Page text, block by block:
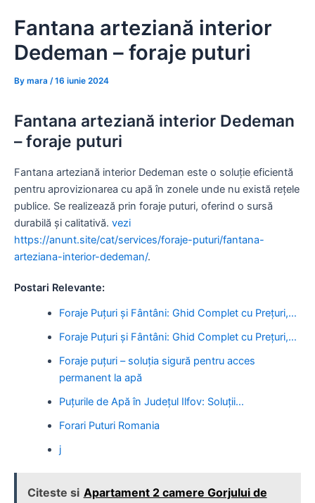
content
Fantana arteziană interior
Dedeman – foraje puturi
By mara /16 iunie 2024
Fantana arteziană interior Dedeman
– foraje puturi
Fantana arteziană interior Dedeman este o soluție eficientă
pentru aprovizionarea cu apă în zonele unde nu există rețele
publice. Se realizează prin foraje puturi, oferind o sursă
durabilă și calitativă. vezi
https://anunt.site/cat/services/foraje-puturi/fantana-
arteziana-interior-dedeman/.
Postari Relevante:
Foraje Puțuri și Fântâni: Ghid Complet cu Prețuri,…
Foraje Puțuri și Fântâni: Ghid Complet cu Prețuri,…
Foraje puțuri – soluția sigură pentru acces
permanent la apă
Puțurile de Apă în Județul Ilfov: Soluții…
Forari Puturi Romania
j
Citeste si Apartament 2 camere Gorjului de